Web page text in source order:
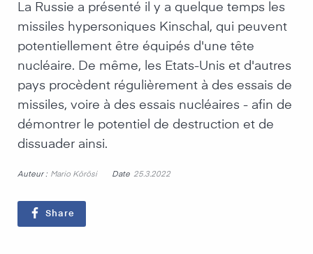
La Russie a présenté il y a quelque temps les
missiles hypersoniques Kinschal, qui peuvent
potentiellement être équipés d'une tête
nucléaire. De même, les Etats-Unis et d'autres
pays procèdent régulièrement à des essais de
missiles, voire à des essais nucléaires - afin de
démontrer le potentiel de destruction et de
dissuader ainsi.
Auteur : Mario Körösi Date 25.3.2022
Share